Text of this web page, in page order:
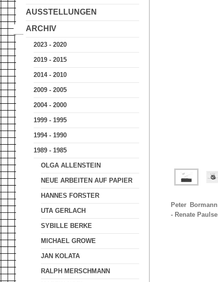
AUSSTELLUNGEN
ARCHIV
2023 - 2020
2019 - 2015
2014 - 2010
2009 - 2005
2004 - 2000
1999 - 1995
1994 - 1990
1989 - 1985
OLGA ALLENSTEIN
NEUE ARBEITEN AUF PAPIER
HANNES FORSTER
UTA GERLACH
SYBILLE BERKE
MICHAEL GROWE
JAN KOLATA
RALPH MERSCHMANN
Peter
- Renate